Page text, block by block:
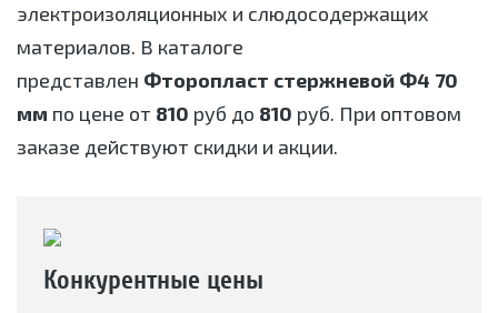
электроизоляционных и слюдосодержащих
материалов. В каталоге
представлен Фторопласт стержневой Ф4 70
мм по цене от 810 руб до 810 руб. При оптовом
заказе действуют скидки и акции.
Конкурентные цены